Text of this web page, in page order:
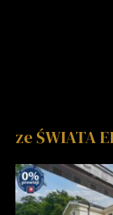
ze ŚWIATA